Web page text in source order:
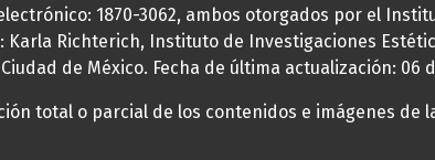
1870-3062, ambos otorgados por el
Richterich, Instituto de Investigaciones
Ciudad de México. Fecha de última actualización: 06
total o parcial de los contenidos e imágenes